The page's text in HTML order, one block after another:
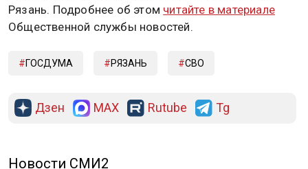
Рязань. Подробнее об этом читайте в материале
Общественной службы новостей.
ГОСДУМА РЯЗАНЬ СВО
Дзен MAX Rutube Tg
Новости СМИ2